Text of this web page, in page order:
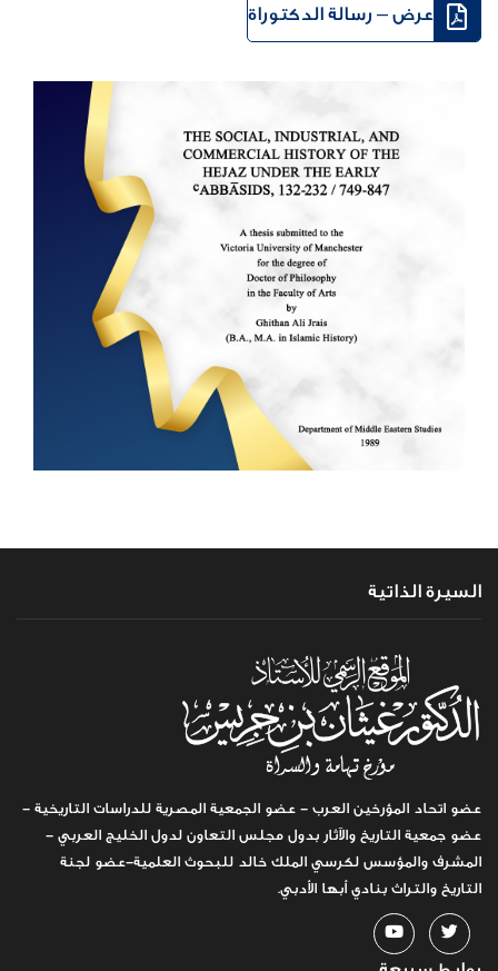
عرض – رسالة الدكتوراة
السيرة الذاتية
عضو اتحاد المؤرخين العرب - عضو الجمعية المصرية للدراسات التاريخية -
عضو جمعية التاريخ والآثار بدول مجلس التعاون لدول الخليج العربي -
المشرف والمؤسس لكرسي الملك خالد للبحوث العلمية-عضو لجنة
التاريخ والتراث بنادي أبها الأدبي.